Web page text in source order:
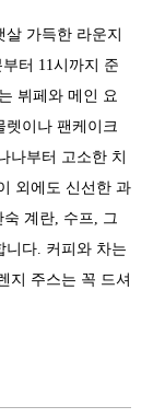
살 가득한 라운지
터 11시까지 준
뷔페와 메인 요
렛이나 팬케이크
나부터 고소한 치
외에도 신선한 과
계란, 수프, 그
니다. 커피와 차는
지 주스는 꼭 드셔